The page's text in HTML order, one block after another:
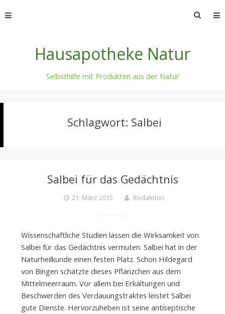
to
Hausapotheke Natur
Selbsthilfe mit Produkten aus der Natur
Schlagwort: Salbei
Salbei für das Gedächtnis
21. März 2015 Redaktion
Wissenschaftliche Studien lassen die Wirksamkeit von
Salbei für das Gedächtnis vermuten. Salbei hat in der
Naturheilkunde einen festen Platz. Schon Hildegard
von Bingen schätzte dieses Pflänzchen aus dem
Mittelmeerraum. Vor allem bei Erkältungen und
Beschwerden des Verdauungstraktes leistet Salbei
gute Dienste. Hervorzuheben ist seine antiseptische